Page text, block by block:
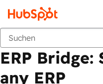
Marketplace
ERP Bridge:
any ERP